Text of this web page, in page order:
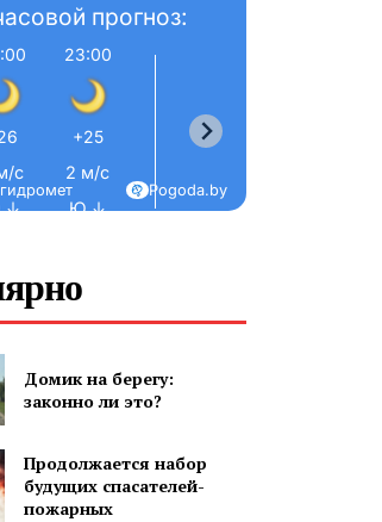
прогноз:
с
↓
23:00
+25
2 м/с
Ю ↓
+24
Ю ↓
Pogoda.by
Домик на берегу:
законно ли это?
Продолжается набор
будущих спасателей-
пожарных